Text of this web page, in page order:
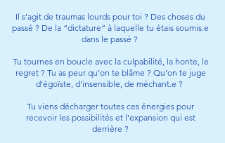
Il s’agit de traumas lourds pour toi ? Des choses du
passé ? De la “dictature” à laquelle tu étais soumis.e
dans le passé ?
Tu tournes en boucle avec la culpabilité, la honte, le
regret ? Tu as peur qu’on te blâme ? Qu’on te juge
d’égoïste, d’insensible, de méchant.e ?
Tu viens décharger toutes ces énergies pour
recevoir les possibilités et l’expansion qui est
derrière ?